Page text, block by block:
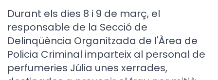
Durant els dies 8 i 9 de març, el
responsable de la Secció de
Delinqüència Organitzada de l'Àrea de
Policia Criminal imparteix al personal de
perfumeries Júlia unes xerrades,